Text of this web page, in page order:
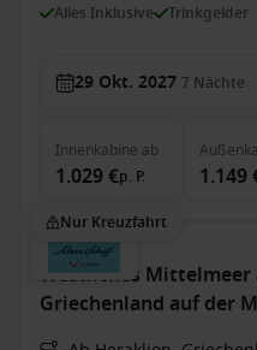
Alles Inklusive Trinkgelder
29 Okt. 2027 7 Nächte
Innenkabine ab
1.029 €p. P. 1.149
Nur Kreuzfahrt
Westliches Mittelmeer
Griechenland auf der